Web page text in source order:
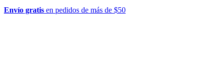
Envío gratis en pedidos de más de $50